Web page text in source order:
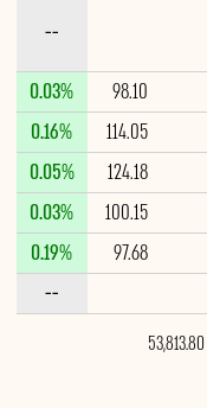
--
98.10
0.03%
114.05
0.16%
124.18
0.05%
100.15
0.03%
97.68
0.19%
--